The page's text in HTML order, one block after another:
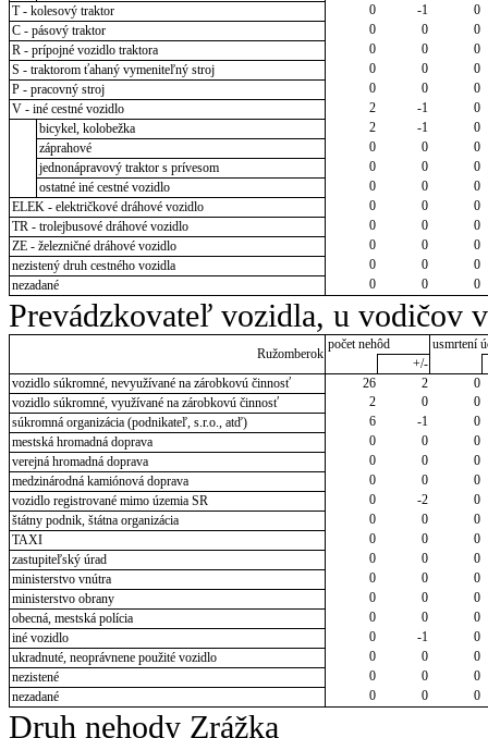
T - kolesový traktor
0 -1
0
C - pásový traktor
0 0
0
R - prípojné vozidlo traktora
0 0
0
S - traktorom ťahaný vymeniteľný stroj
0 0
0
P - pracovný stroj
0 0
0
V - iné cestné vozidlo
2 -1
0
bicykel, kolobežka
2 -1
0
záprahové
0 0
0
jednonápravový traktor s prívesom
0 0
0
ostatné iné cestné vozidlo
0 0
0
ELEK - električkové dráhové vozidlo
0 0
0
TR - trolejbusové dráhové vozidlo
0 0
0
ZE - železničné dráhové vozidlo
0 0
0
nezistený druh cestného vozidla
0 0
0
nezadané
0 0 0
Prevádzkovateľ vozidla, u vodičov
Ružomberok
počet nehôd
usmrtení
+/-
vozidlo súkromné, nevyužívané na zárobkovú činnosť
26 2
0
vozidlo súkromné, využívané na zárobkovú činnosť
2 0
0
súkromná organizácia (podnikateľ, s.r.o., atď)
6 -1
0
mestská hromadná doprava
0 0
0
verejná hromadná doprava
0 0
0
medzinárodná kamiónová doprava
0 0
0
vozidlo registrované mimo územia SR
0 -2
0
štátny podnik, štátna organizácia
0 0
0
TAXI
0 0
0
zastupiteľský úrad
0 0
0
ministerstvo vnútra
0 0
0
ministerstvo obrany
0 0
0
obecná, mestská polícia
0 0
0
iné vozidlo
0 -1
0
ukradnuté, neoprávnene použité vozidlo
0 0
0
nezistené
0 0
0
nezadané
0 0 0
Druh nehody Zrážka